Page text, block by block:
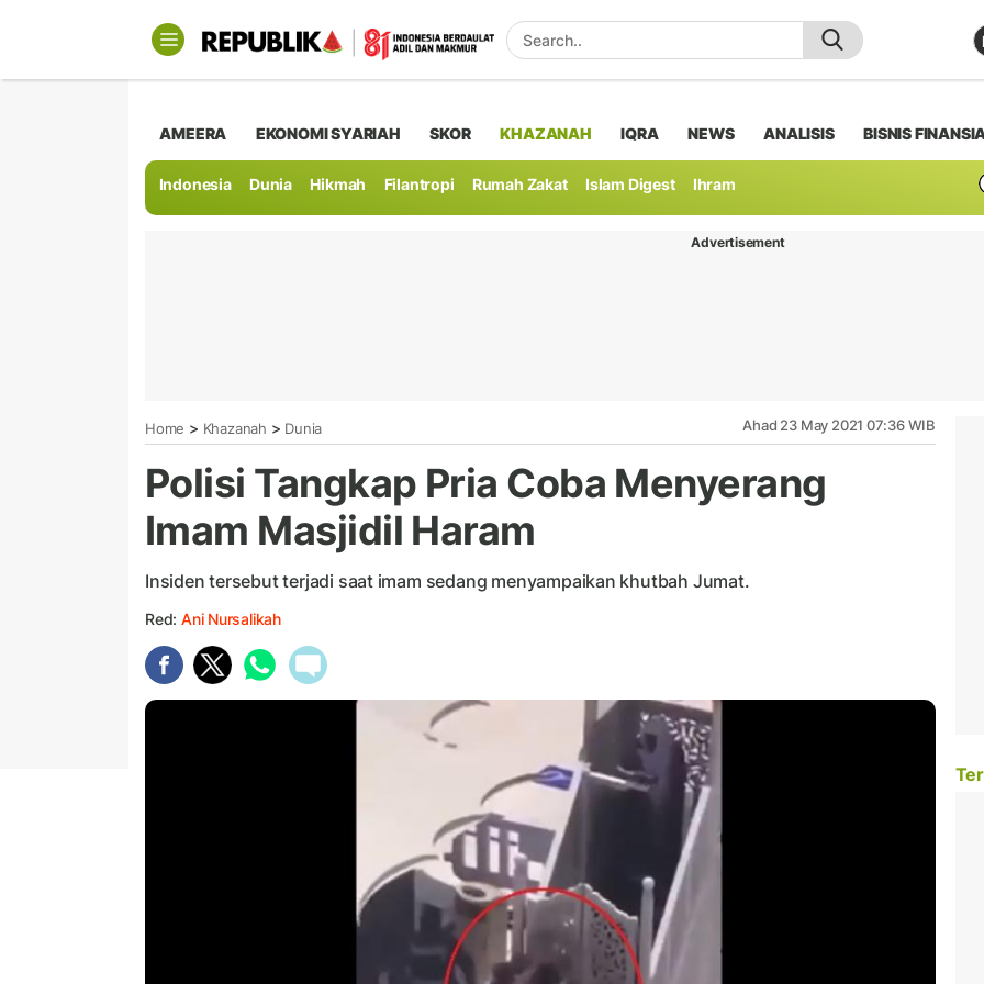
AMEERA EKONOMI SYARIAH SKOR KHAZANAH IQRA NEWS ANALISIS BISNIS
Indonesia Dunia Hikmah Filantropi Rumah Zakat Islam Digest Ihram
Advertisement
Home > Khazanah > Dunia Ahad 23 May 2021 07:36 WIB
Polisi Tangkap Pria Coba Menyerang
Imam Masjidil Haram
Insiden tersebut terjadi saat imam sedang menyampaikan khutbah Jumat.
Red: Ani Nursalikah